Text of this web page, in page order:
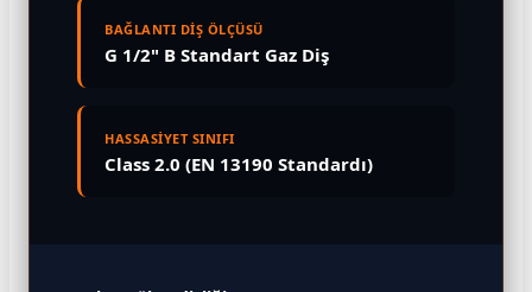
BAĞLANTI DİŞ ÖLÇÜSÜ
G 1/2" B Standart Gaz Diş
HASSASİYET SINIFI
Class 2.0 (EN 13190 Standardı)